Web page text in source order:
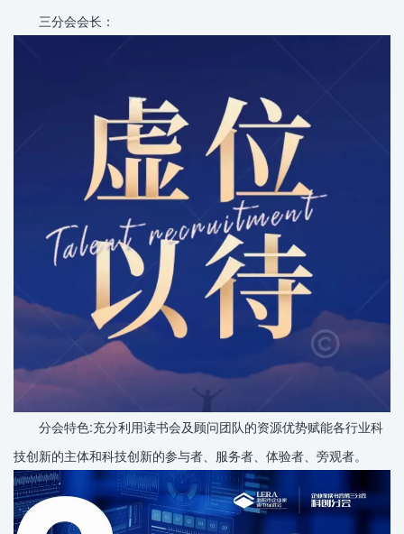
三分会会长：
分会特色:充分利用读书会及顾问团队的资源优势赋能各行业科
技创新的主体和科技创新的参与者、服务者、体验者、旁观者。